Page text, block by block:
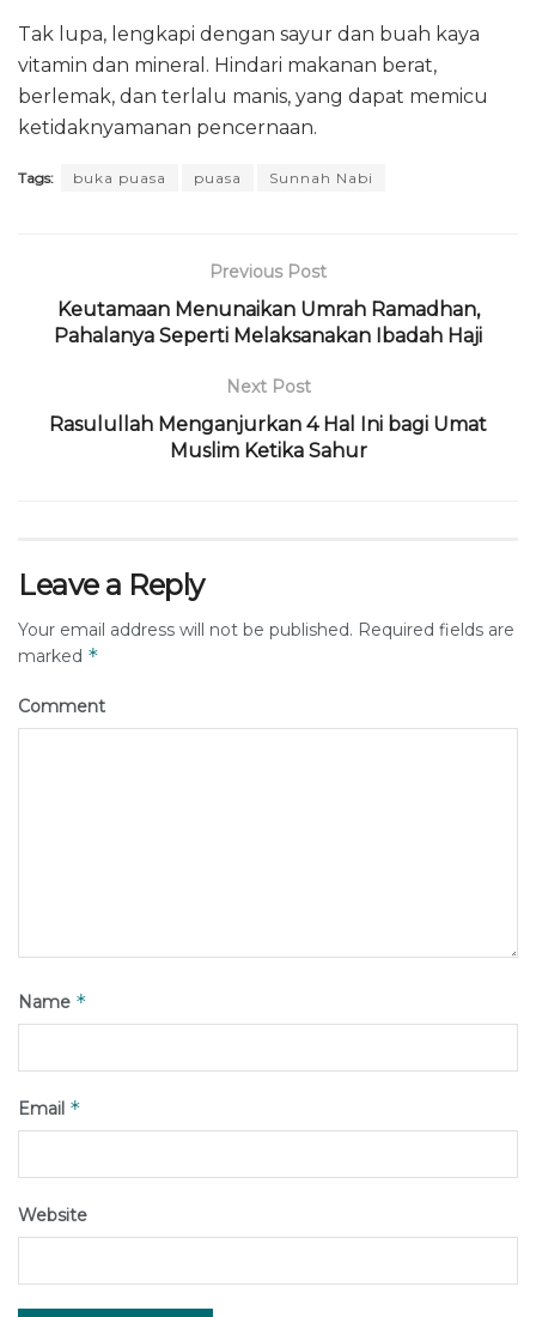
Tak lupa, lengkapi dengan sayur dan buah kaya
vitamin dan mineral. Hindari makanan berat,
berlemak, dan terlalu manis, yang dapat memicu
ketidaknyamanan pencernaan.
Tags: buka puasa puasa Sunnah Nabi
Previous Post
Keutamaan Menunaikan Umrah Ramadhan,
Pahalanya Seperti Melaksanakan Ibadah Haji
Next Post
Rasulullah Menganjurkan 4 Hal Ini bagi Umat
Muslim Ketika Sahur
Leave a Reply
Your email address will not be published. Required fields are
marked *
Comment
Name *
Email *
Website